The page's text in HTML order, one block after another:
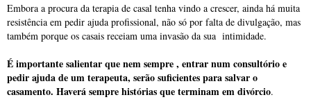
Embora a procura da terapia de casal tenha vindo a crescer, ainda há muita
resistência em pedir ajuda profissional, não só por falta de divulgação, mas
também porque os casais receiam uma invasão da sua intimidade.
É importante salientar que nem sempre , entrar num consultório e
pedir ajuda de um terapeuta, serão suficientes para salvar o
casamento. Haverá sempre histórias que terminam em divórcio.